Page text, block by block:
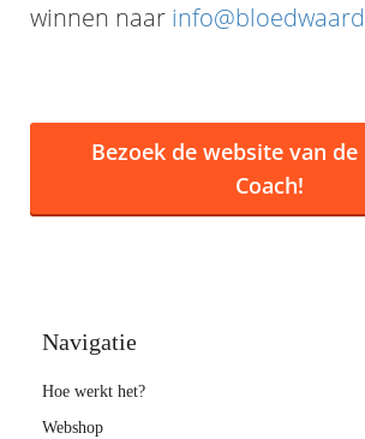
winnen naar
Bezoek de website van de
Coach!
Navigatie
Hoe werkt het?
Webshop